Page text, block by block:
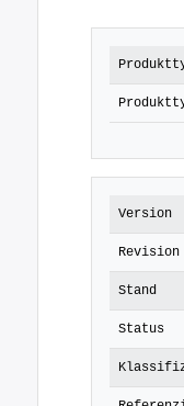
Version
Revision
Stand
Status